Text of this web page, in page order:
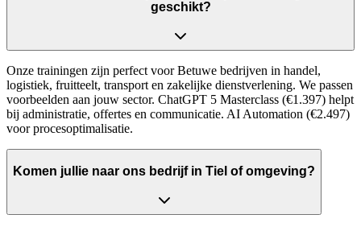
geschikt?
Onze trainingen zijn perfect voor Betuwe bedrijven in handel,
logistiek, fruitteelt, transport en zakelijke dienstverlening. We passen
voorbeelden aan jouw sector. ChatGPT 5 Masterclass (€1.397) helpt
bij administratie, offertes en communicatie. AI Automation (€2.497)
voor procesoptimalisatie.
Komen jullie naar ons bedrijf in Tiel of omgeving?